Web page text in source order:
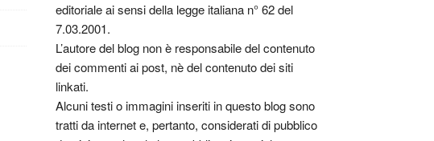
editoriale ai sensi della legge italiana n° 62 del
7.03.2001.
L’autore del blog non è responsabile del contenuto
dei commenti ai post, nè del contenuto dei siti
linkati.
Alcuni testi o immagini inseriti in questo blog sono
tratti da internet e, pertanto, considerati di pubblico